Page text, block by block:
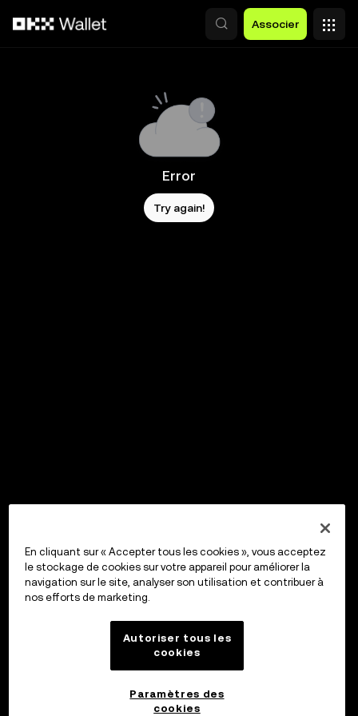
Associer
Error
Try again!
En cliquant sur « Accepter tous les cookies », vous acceptez
le stockage de cookies sur votre appareil pour améliorer la
navigation sur le site, analyser son utilisation et contribuer à
nos efforts de marketing.
Autoriser tous les
cookies
Paramètres des
cookies